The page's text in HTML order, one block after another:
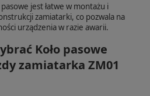
jest łatwe w montażu i
zamiatarki, co pozwala na
urządzenia w razie awarii.
Koło pasowe
zamiatarka ZM01